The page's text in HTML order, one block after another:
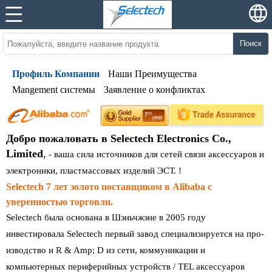
Поиск
Профиль Компании
Наши Преимущества
Mangement системы
Заявление о конфликтах
Добро пожаловать в Selectech Electronics Co.,
Limited, - ваша сила источников для сетей связи аксессуаров и
электроники, пластмассовых изделий ЭСТ. !
Selectech 7 лет золото поставщиком в Alibaba с
уверенностью торговли.
Selectech была основана в Шэньчжэне в 2005 году
инвестировала Selectech первый завод специализируется на про-
изводство и R & Amp; D из сети, коммуникации и
компьютерных периферийных устройств / TEL аксессуаров